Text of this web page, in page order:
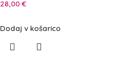
28,00 €
Dodaj v košarico